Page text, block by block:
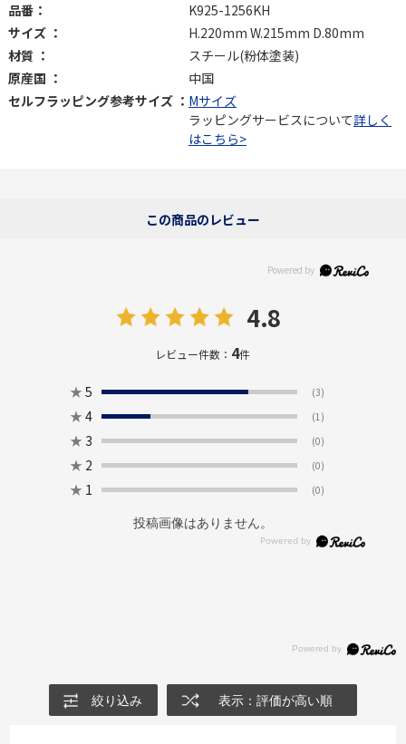
品番：
K925-1256KH
サイズ ：
H.220mm W.215mm D.80mm
材質 ：
スチール(粉体塗装)
原産国 ：
中国
セルフラッピング参考サイズ ： Mサイズ
ラッピングサービスについて詳しく
はこちら>
この商品のレビュー
4.8
レビュー件数： 4件
★ 5 (3)
★ 4 (1)
★ 3 (0)
★ 2 (0)
★ 1 (0)
投稿画像はありません。
絞り込み 表示：評価が高い順